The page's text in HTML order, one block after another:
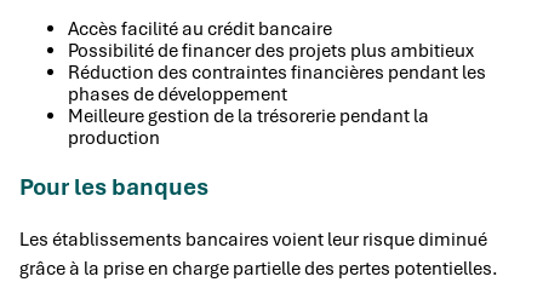
Accès facilité au crédit bancaire
Possibilité de financer des projets plus ambitieux
Réduction des contraintes financières pendant les
phases de développement
Meilleure gestion de la trésorerie pendant la
production
Pour les banques
Les établissements bancaires voient leur risque diminué
grâce à la prise en charge partielle des pertes potentielles.